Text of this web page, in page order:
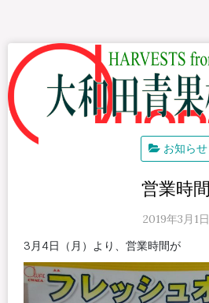
お知らせ
営業時間
2019年3月1日
3月4日（月）より、営業時間が